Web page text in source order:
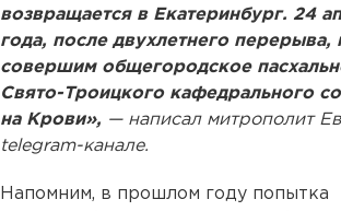
возвращается в Екатеринбург. 24
года, после двухлетнего перерыва,
совершим общегородское
Свято-Троицкого кафедрального
на Крови», — написал митрополит
telegram-канале.
Напомним, в прошлом году попытка